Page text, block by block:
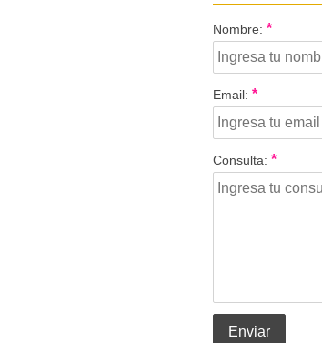
Nombre: *
Email: *
Consulta: *
Enviar